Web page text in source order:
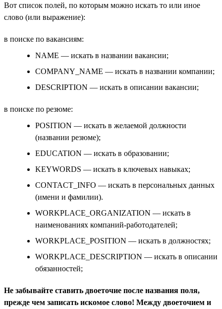
Вот список полей, по которым можно искать то или иное
слово (или выражение):
в поиске по вакансиям:
NAME — искать в названии вакансии;
COMPANY_NAME — искать в названии компании;
DESCRIPTION — искать в описании вакансии;
в поиске по резюме:
POSITION — искать в желаемой должности
(названии резюме);
EDUCATION — искать в образовании;
KEYWORDS — искать в ключевых навыках;
CONTACT_INFO — искать в персональных данных
(имени и фамилии).
WORKPLACE_ORGANIZATION — искать в
наименованиях компаний-работодателей;
WORKPLACE_POSITION — искать в должностях;
WORKPLACE_DESCRIPTION — искать в описании
обязанностей;
Не забывайте ставить двоеточие после названия поля,
прежде чем записать искомое слово! Между двоеточием и